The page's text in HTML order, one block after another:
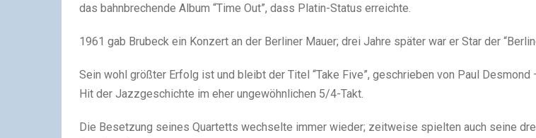
das bahnbrechende Album “Time Out”, dass Platin-Status erreichte.
1961 gab Brubeck ein Konzert an der Berliner Mauer; drei Jahre später war er Star der
Sein wohl größter Erfolg ist und bleibt der Titel “Take Five”, geschrieben von Paul Desmond
Hit der Jazzgeschichte im eher ungewöhnlichen 5/4-Takt.
Die Besetzung seines Quartetts wechselte immer wieder; zeitweise spielten auch seine